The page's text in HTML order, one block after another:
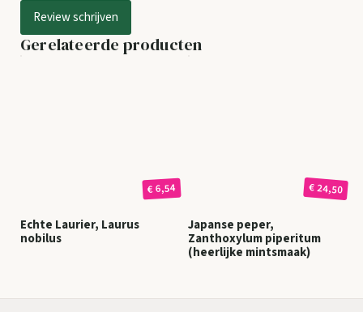
Review schrijven
Gerelateerde producten
€ 6,54
Echte Laurier, Laurus
nobilus
€ 24,50
Japanse peper,
Zanthoxylum piperitum
(heerlijke mintsmaak)